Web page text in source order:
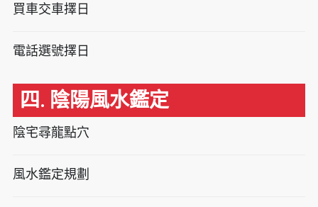
買車交車擇日
電話選號擇日
四. 陰陽風水鑑定
陰宅尋龍點穴
風水鑑定規劃